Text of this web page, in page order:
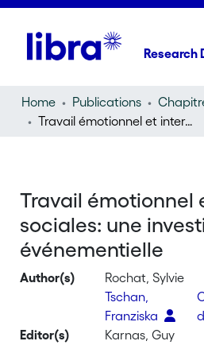
Research
Home Publications
Travail émotionnel et interactions sociales: une investigation micro-événementielle
Travail émotionnel
sociales: une
événementielle
Author(s)
Rochat, Sylvie
Tschan,
Franziska
Editor(s)
Karnas, Guy